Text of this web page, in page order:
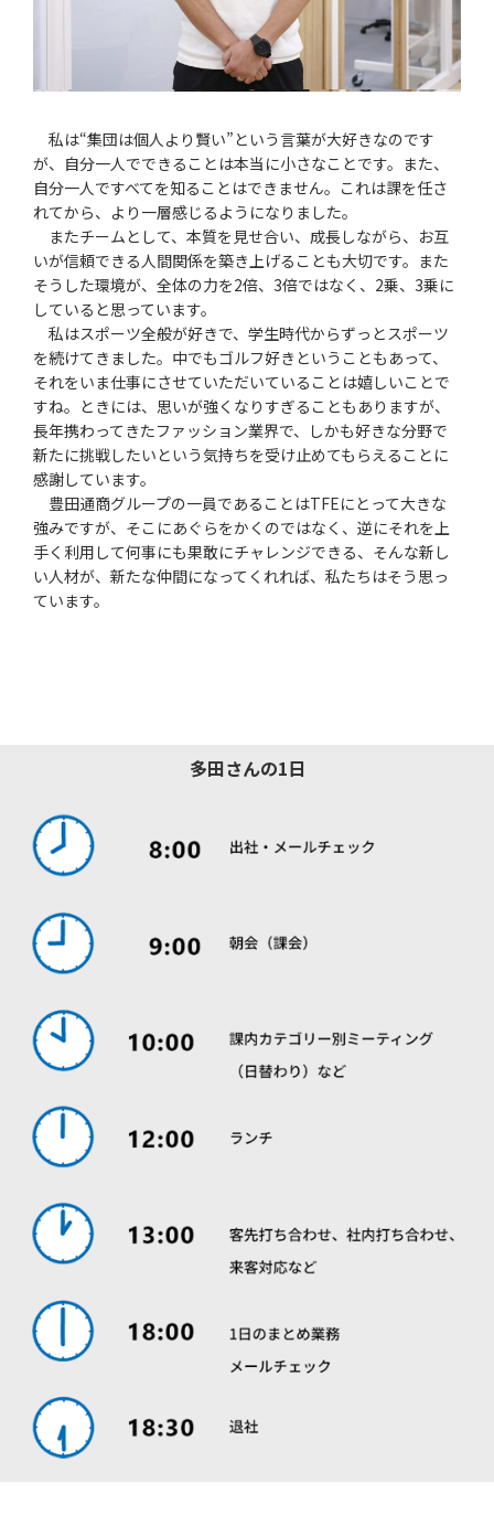
私は“集団は個人より賢い”という言葉が大好きなのです
が、自分一人でできることは本当に小さなことです。また、
自分一人ですべてを知ることはできません。これは課を任さ
れてから、より一層感じるようになりました。
またチームとして、本質を見せ合い、成長しながら、お互
いが信頼できる人間関係を築き上げることも大切です。また
そうした環境が、全体の力を2倍、3倍ではなく、2乗、3乗に
していると思っています。
私はスポーツ全般が好きで、学生時代からずっとスポーツ
を続けてきました。中でもゴルフ好きということもあって、
それをいま仕事にさせていただいていることは嬉しいことで
すね。ときには、思いが強くなりすぎることもありますが、
長年携わってきたファッション業界で、しかも好きな分野で
新たに挑戦したいという気持ちを受け止めてもらえることに
感謝しています。
豊田通商グループの一員であることはTFEにとって大きな
強みですが、そこにあぐらをかくのではなく、逆にそれを上
手く利用して何事にも果敢にチャレンジできる、そんな新し
い人材が、新たな仲間になってくれれば、私たちはそう思っ
ています。
多田さんの1日